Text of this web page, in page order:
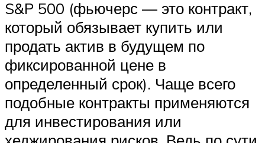
S&P 500 (фьючерс — это контракт,
который обязывает купить или
продать актив в будущем по
фиксированной цене в
определенный срок). Чаще всего
подобные контракты применяются
для инвестирования или